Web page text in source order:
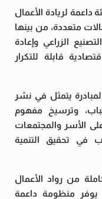
داعمة لريادة الأعمال
متعددة، من بينها
الزراعي وإعادة
قابلة للتكرار
يتمثل في نشر
وترسيخ مفهوم
الأسر والمجتمعات
في تحقيق التنمية
من رواد الأعمال
يوفر منظومة داعمة